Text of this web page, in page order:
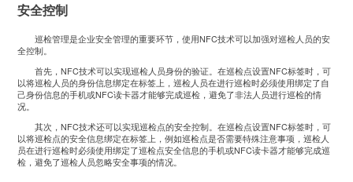
安全控制
巡检管理是企业安全管理的重要环节，使用NFC技术可以加强对巡检人员的安
全控制。
首先，NFC技术可以实现巡检人员身份的验证。在巡检点设置NFC标签时，可
以将巡检人员的身份信息绑定在标签上，巡检人员在进行巡检时必须使用绑定了自
己身份信息的手机或NFC读卡器才能够完成巡检，避免了非法人员进行巡检的情
况。
其次，NFC技术还可以实现巡检点的安全控制。在巡检点设置NFC标签时，可
以将巡检点的安全信息绑定在标签上，例如巡检点是否需要特殊注意事项，巡检人
员在进行巡检时必须使用绑定了巡检点安全信息的手机或NFC读卡器才能够完成巡
检，避免了巡检人员忽略安全事项的情况。